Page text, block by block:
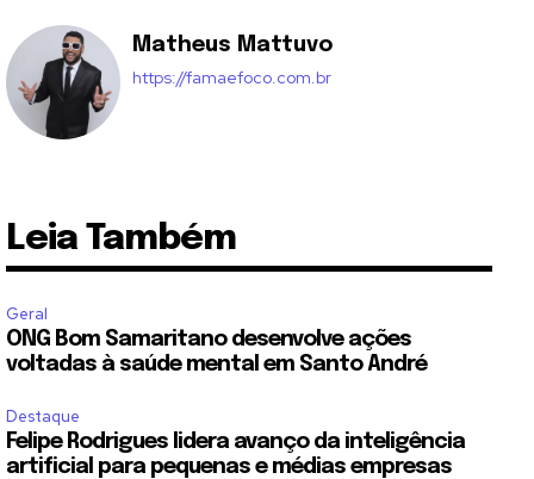
Matheus Mattuvo
https://famaefoco.com.br
Leia Também
Geral
ONG Bom Samaritano desenvolve ações
voltadas à saúde mental em Santo André
Destaque
Felipe Rodrigues lidera avanço da inteligência
artificial para pequenas e médias empresas